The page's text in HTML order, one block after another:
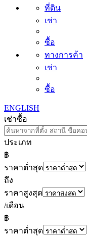
ที่ดิน
เช่า
ซื้อ
ทางการค้า
เช่า
ซื้อ
ENGLISH
เช่าซื้อ
ประเภท
฿
ราคาต่ำสุด
ถึง
ราคาสูงสุด
/เดือน
฿
ราคาต่ำสุด